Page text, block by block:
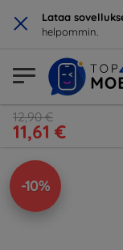
× Lataa
helpommin.
12,90 €
11,61 €
-10%